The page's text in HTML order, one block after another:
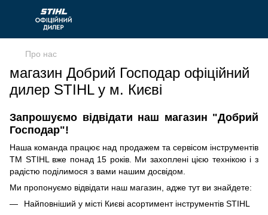
Про нас
магазин Добрий Господар офіційний
дилер STIHL у м. Києві
Запрошуємо відвідати наш магазин "Добрий
Господар"!
Наша команда працює над продажем та сервісом інструментів
ТМ STIHL вже понад 15 років. Ми захоплені цією технікою і з
радістю поділимося з вами нашим досвідом.
Ми пропонуємо відвідати наш магазин, адже тут ви знайдете:
Найповніший у місті Києві асортимент інструментів STIHL